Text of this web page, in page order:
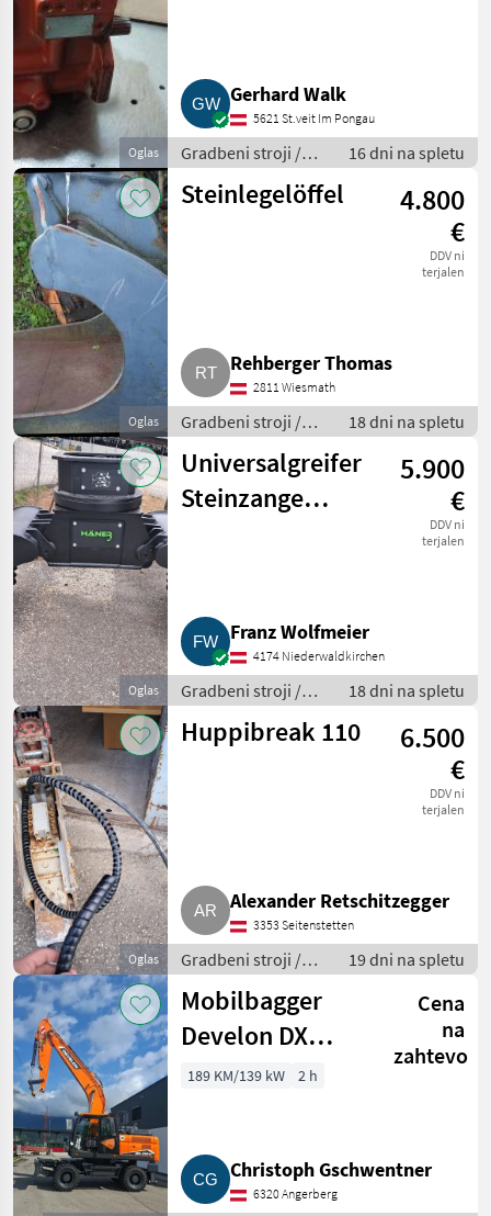
Oglas
Gerhard Walk
5621 St.veit Im Pongau
Gradbeni stroji /
Bager goseničar
16 dni na spletu
Oglas
Steinlegelöffel
4.800
€
DDV ni
terjalen
Rehberger Thomas
2811 Wiesmath
Gradbeni stroji /
Bager goseničar
18 dni na spletu
Oglas
Universalgreifer
Steinzange
5.900
€
DDV ni
terjalen
Franz Wolfmeier
4174 Niederwaldkirchen
Gradbeni stroji /
Bager goseničar
18 dni na spletu
Oglas
Huppibreak 110
6.500
€
DDV ni
terjalen
Alexander Retschitzegger
3353 Seitenstetten
Gradbeni stroji /
Bager goseničar
19 dni na spletu
Mobilbagger
Develon DX
210W-7
Cena
na
zahtevo
189 KM/139 kW 2 h
Christoph Gschwentner
6320 Angerberg